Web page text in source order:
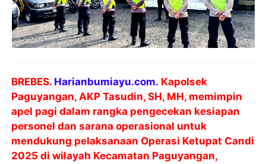
BREBES. Harianbumiayu.com. Kapolsek
Paguyangan,AKP Tasudin, SH, MH, memimpin
apel pagi dalam rangka pengecekan kesiapan
personel dan sarana operasional untuk
mendukung pelaksanaanOperasi Ketupat Candi
2025 di wilayah Kecamatan Paguyangan,